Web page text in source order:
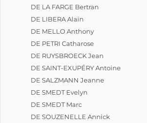
DE LA FARGE Bertran
DE LIBERA Alain
DE MELLO Anthony
DE PETRI Catharose
DE RUYSBROECK Jean
DE SAINT-EXUPÉRY Antoine
DE SALZMANN Jeanne
DE SMEDT Evelyn
DE SMEDT Marc
DE SOUZENELLE Annick